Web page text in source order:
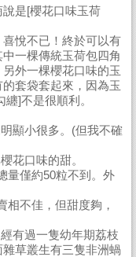
是[櫻花口味玉荷
悅不已！終於可以有
一棵傳統玉荷包四角
外一棵櫻花口味的玉
套袋套起來，因為玉
]不是很順利。
顯小很多。(但我不確
花口味的甜。
量僅約50粒不到。外
相不佳，但甜度夠，
有過一隻幼年期荔枝
草叢生有三隻非洲蝸